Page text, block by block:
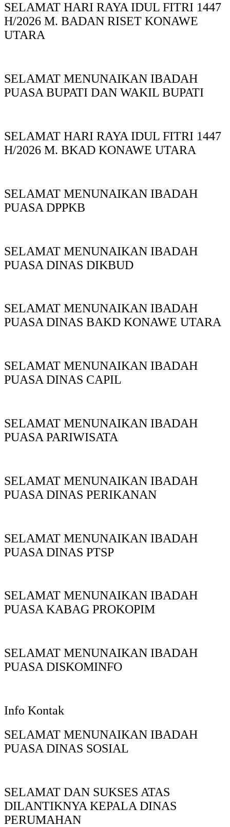
SELAMAT HARI RAYA IDUL FITRI 1447
H/2026 M. BADAN RISET KONAWE
UTARA
SELAMAT MENUNAIKAN IBADAH
PUASA BUPATI DAN WAKIL BUPATI
SELAMAT HARI RAYA IDUL FITRI 1447
H/2026 M. BKAD KONAWE UTARA
SELAMAT MENUNAIKAN IBADAH
PUASA DPPKB
SELAMAT MENUNAIKAN IBADAH
PUASA DINAS DIKBUD
SELAMAT MENUNAIKAN IBADAH
PUASA DINAS BAKD KONAWE UTARA
SELAMAT MENUNAIKAN IBADAH
PUASA DINAS CAPIL
SELAMAT MENUNAIKAN IBADAH
PUASA PARIWISATA
SELAMAT MENUNAIKAN IBADAH
PUASA DINAS PERIKANAN
SELAMAT MENUNAIKAN IBADAH
PUASA DINAS PTSP
SELAMAT MENUNAIKAN IBADAH
PUASA KABAG PROKOPIM
SELAMAT MENUNAIKAN IBADAH
PUASA DISKOMINFO
Info Kontak
SELAMAT MENUNAIKAN IBADAH
PUASA DINAS SOSIAL
SELAMAT DAN SUKSES ATAS
DILANTIKNYA KEPALA DINAS
PERUMAHAN